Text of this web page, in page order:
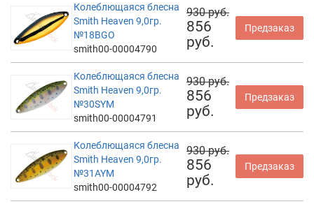
Колеблющаяся блесна
Smith Heaven 9,0гр.
№18BGO
smith00-00004790
930 руб.
856
руб.
Предзаказ
Колеблющаяся блесна
Smith Heaven 9,0гр.
№30SYM
smith00-00004791
930 руб.
856
руб.
Предзаказ
Колеблющаяся блесна
Smith Heaven 9,0гр.
№31AYM
smith00-00004792
930 руб.
856
руб.
Предзаказ